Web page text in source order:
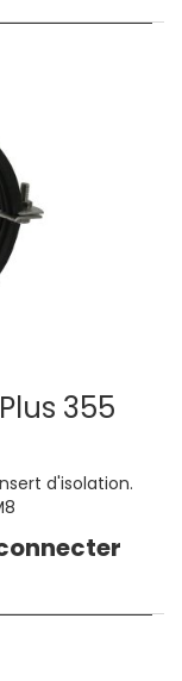
355
d'isolation.